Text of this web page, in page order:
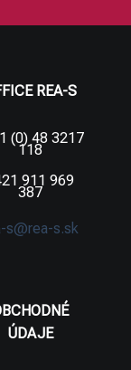
REA-S
(0) 48 3217
118
911 969
387
s@rea-s.sk
ÚDAJE